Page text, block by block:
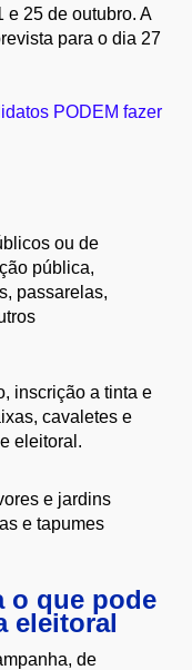
e 25 de outubro. A
para o dia 27
PODEM fazer
ou de
pública,
passarelas,
inscrição a tinta e
cavaletes e
eleitoral.
e jardins
e tapumes
o que pode
eleitoral
de